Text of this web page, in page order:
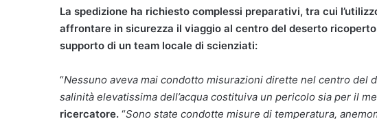
La spedizione ha richiesto complessi preparativi, tra cui
affrontare in sicurezza il viaggio al centro del deserto
supporto di un team locale di scienziati:
“Nessuno aveva mai condotto misurazioni dirette nel centro del
salinità elevatissima dell’acqua costituiva un pericolo sia per il
ricercatore. “Sono state condotte misure di temperatura,